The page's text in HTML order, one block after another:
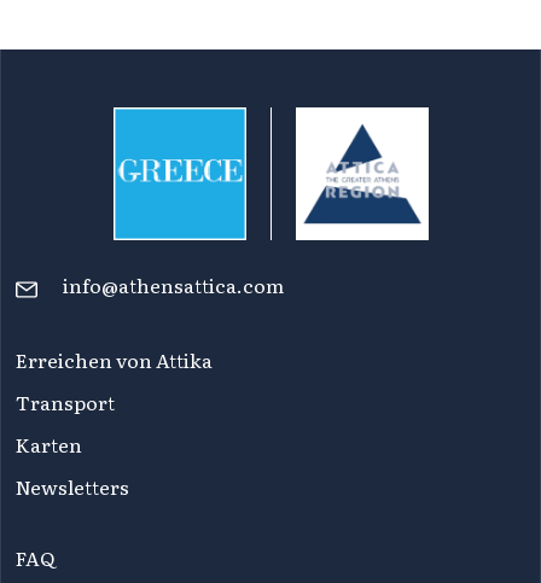
info@athensattica.com
Erreichen von Attika
Transport
Karten
Newsletters
FAQ